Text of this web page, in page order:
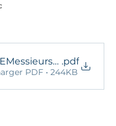
.pdf
PDF • 244KB